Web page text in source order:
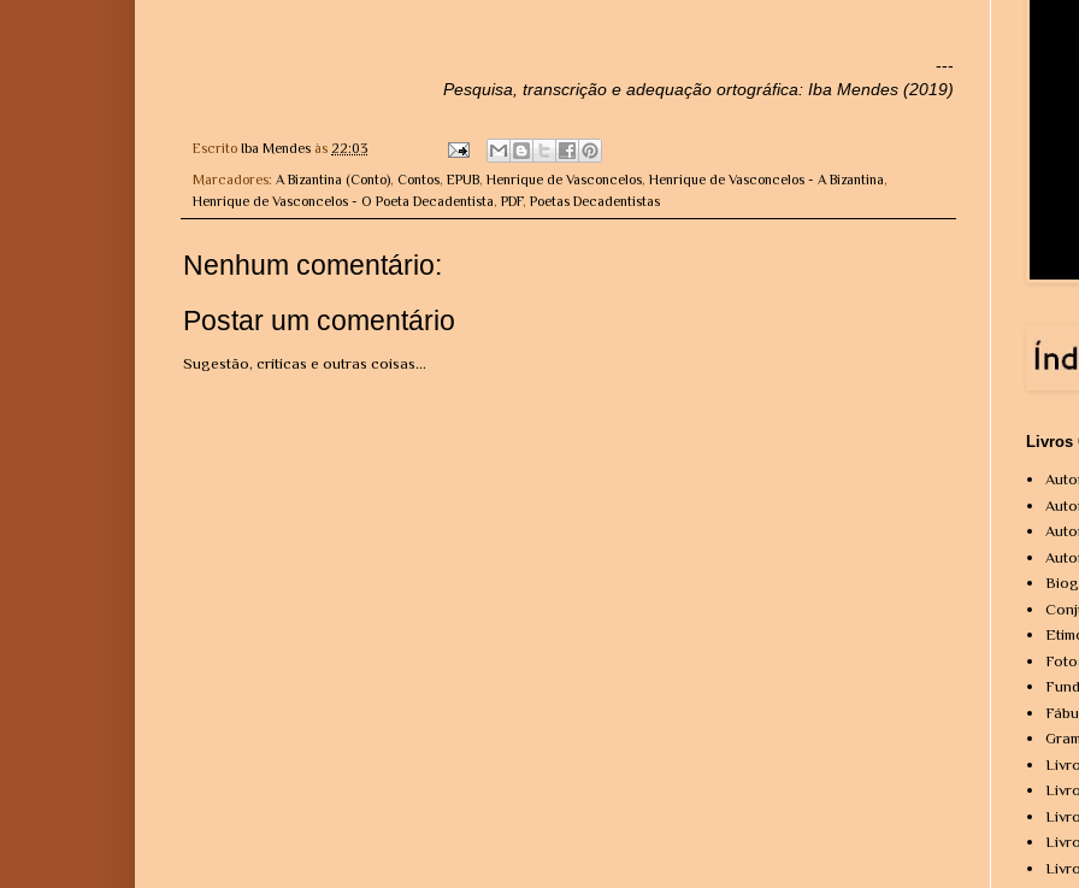
---
Pesquisa, transcrição e adequação ortográfica: Iba Mendes (2019)
Escrito Iba Mendes às 22:03
Marcadores: A Bizantina (Conto), Contos, EPUB, Henrique de Vasconcelos, Henrique de Vasconcelos - A Bizantina,
Henrique de Vasconcelos - O Poeta Decadentista, PDF, Poetas Decadentistas
Nenhum comentário:
Postar um comentário
Sugestão, críticas e outras coisas...
Livros